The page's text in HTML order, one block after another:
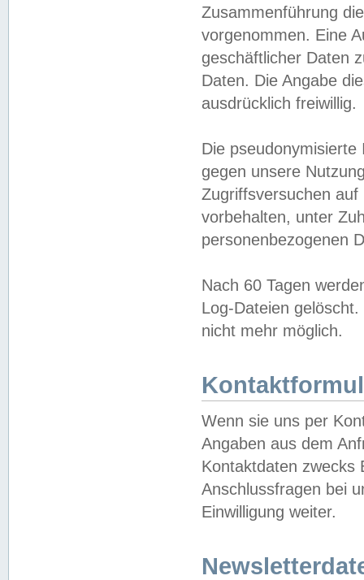
Zusammenführung
vorgenommen. Eine
geschäftlicher Daten
Daten. Die Angabe
ausdrücklich freiwillig.
Die
gegen unsere
Zugriffsversuchen
vorbehalten, unter
personenbezogenen
Nach 60 Tagen
Log-Dateien
nicht mehr möglich.
Wenn sie uns per
Angaben aus dem
Kontaktdaten zwecks
Anschlussfragen bei
Einwilligung weiter.